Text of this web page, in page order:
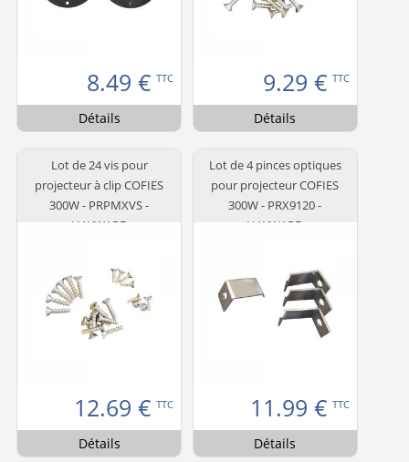
8.49 € TTC
Détails
9.29 € TTC
Détails
Lot de 24 vis pour
projecteur à clip COFIES
300W - PRPMXVS -
HAYWARD
12.69 € TTC
Détails
Lot de 4 pinces optiques
pour projecteur COFIES
300W - PRX9120 -
HAYWARD
11.99 € TTC
Détails